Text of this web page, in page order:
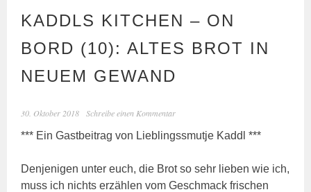
KADDLS KITCHEN – ON
BORD (10): ALTES BROT IN
NEUEM GEWAND
30. Oktober 2018 Schreibe einen Kommentar
*** Ein Gastbeitrag von Lieblingssmutje Kaddl ***
Denjenigen unter euch, die Brot so sehr lieben wie ich,
muss ich nichts erzählen vom Geschmack frischen